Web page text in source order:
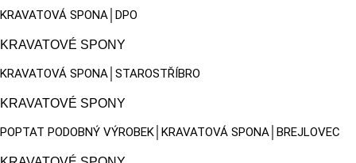
KRAVATOVÁ SPONA│DPO
KRAVATOVÉ SPONY
KRAVATOVÁ SPONA│STAROSTŘÍBRO
KRAVATOVÉ SPONY
POPTAT PODOBNÝ VÝROBEK│KRAVATOVÁ SPONA│BREJLOVEC